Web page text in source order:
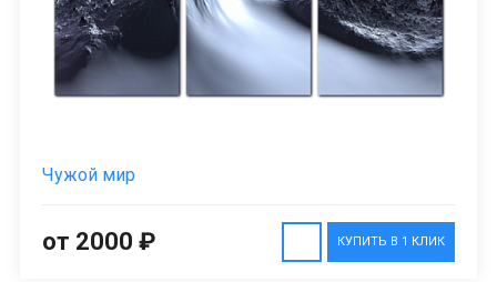
Чужой мир
КУПИТЬ В 1 КЛИК
от 2000 ₽